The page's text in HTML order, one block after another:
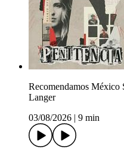
Recomendamos México
Langer
03/08/2026
9 min